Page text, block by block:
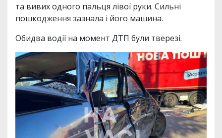
та вивих одного пальця лівої руки. Сильні
пошкодження зазнала і його машина.
Обидва водії на момент ДТП були тверезі.